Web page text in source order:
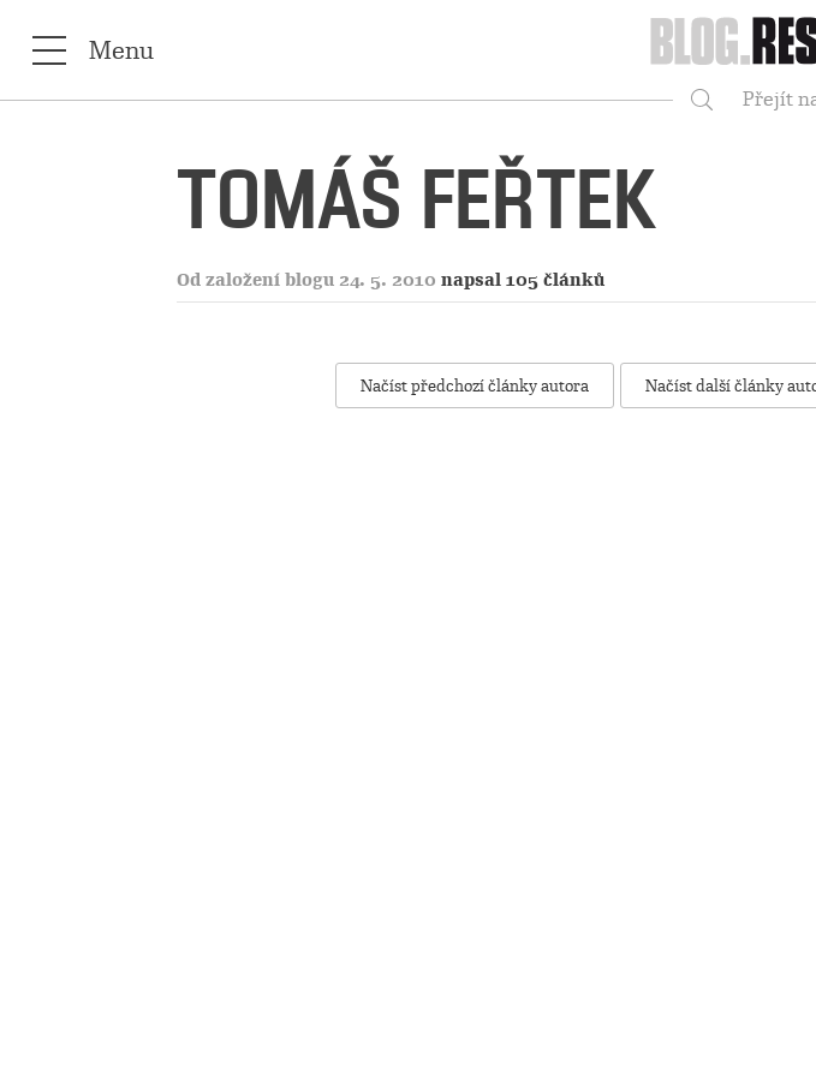
Menu
Přejít
TOMÁŠ FEŘTEK
Od založení blogu 24. 5. 2010 napsal 105 článků
Načíst předchozí články autora Načíst další články